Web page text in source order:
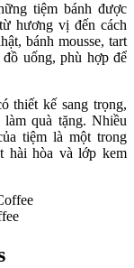
tiệm bánh được
hương vị đến cách
bánh mousse, tart
uống, phù hợp để
thiết kế sang trọng,
quà tặng. Nhiều
tiệm là một trong
hài hòa và lớp kem